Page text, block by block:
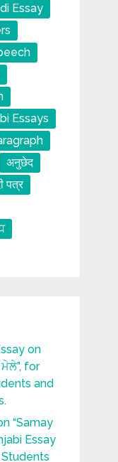
Essay
Essays
अनुछेद
पत्र
on
for
and
“Samay
Essay
Students